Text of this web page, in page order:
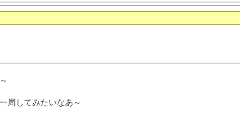
周してみたいなあ～